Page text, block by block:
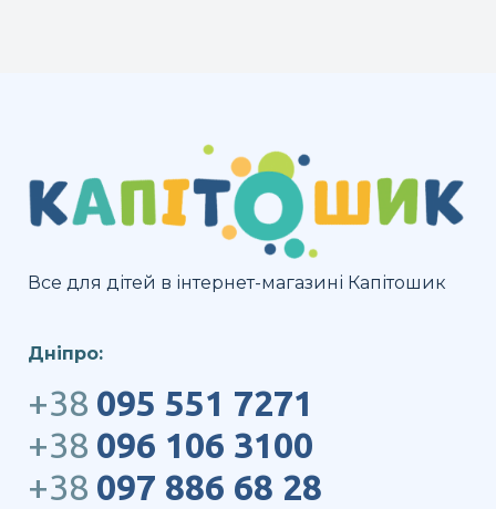
Все для дітей в інтернет-магазині Капітошик
Дніпро:
+38 095 551 7271
+38 096 106 3100
+38 097 886 68 28